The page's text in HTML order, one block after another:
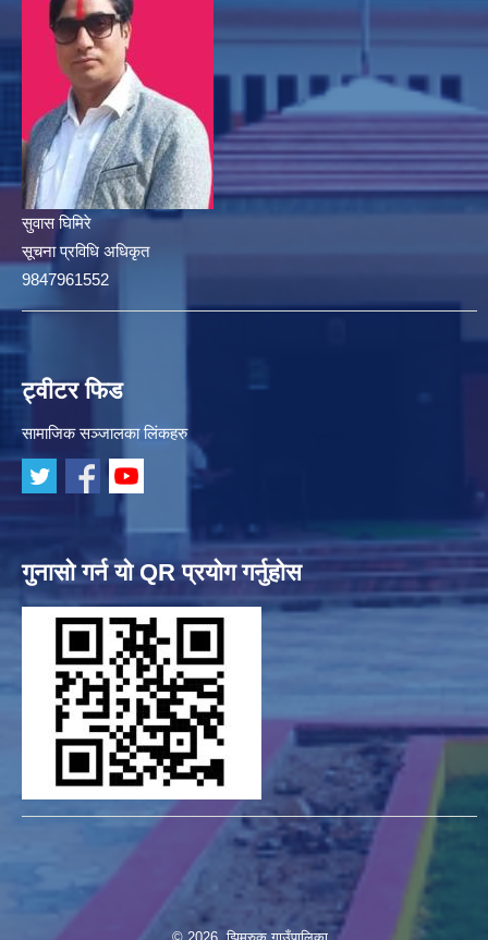
सुवास घिमिरे
सूचना प्रविधि अधिकृत
9847961552
ट्वीटर फिड
सामाजिक सञ्जालका लिंकहरु
गुनासो गर्न यो QR प्रयोग गर्नुहोस